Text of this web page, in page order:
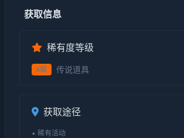
获取信息
稀有度等级
6级 传说道具
获取途径
• 稀有活动